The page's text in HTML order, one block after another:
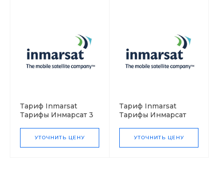
Тариф Inmarsat
Тарифы Инмарсат 3
УТОЧНИТЬ ЦЕНУ
Тариф Inmarsat
Тарифы Инмарсат
УТОЧНИТЬ ЦЕНУ